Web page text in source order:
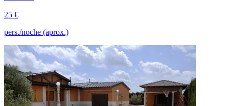
25 €
pers./noche (aprox.)